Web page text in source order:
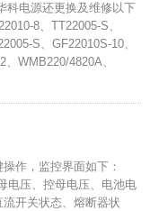
科电源还更换及维修以下
8、TT22005-S、
S、GF22010S-10、
WMB220/4820A、
作，监控界面如下：
电压、控母电压、电池电
开关状态、熔断器状